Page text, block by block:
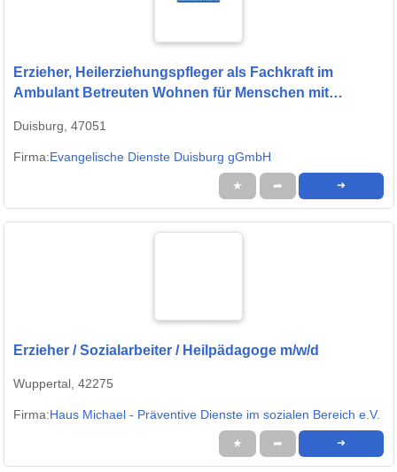
Erzieher, Heilerziehungspfleger als Fachkraft im
Ambulant Betreuten Wohnen für Menschen mit
Duisburg, 47051
Firma:Evangelische Dienste Duisburg gGmbH
★ ➦ ➜
Erzieher / Sozialarbeiter / Heilpädagoge m/w/d
Wuppertal, 42275
Firma:Haus Michael - Präventive Dienste im sozialen Bereich e.V.
★ ➦ ➜